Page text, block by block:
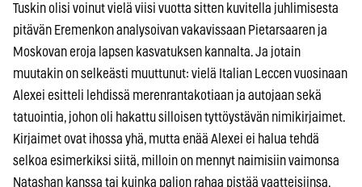
Tuskin olisi voinut vielä viisi vuotta sitten kuvitella juhlimisesta
pitävän Eremenkon analysoivan vakavissaan Pietarsaaren ja
Moskovan eroja lapsen kasvatuksen kannalta. Ja jotain
muutakin on selkeästi muuttunut: vielä Italian Leccen vuosinaan
Alexei esitteli lehdissä merenrantakotiaan ja autojaan sekä
tatuointia, johon oli hakattu silloisen tyttöystävän nimikirjaimet.
Kirjaimet ovat ihossa yhä, mutta enää Alexei ei halua tehdä
selkoa esimerkiksi siitä, milloin on mennyt naimisiin vaimonsa
Natashan kanssa tai kuinka paljon rahaa pistää vaatteisiinsa.